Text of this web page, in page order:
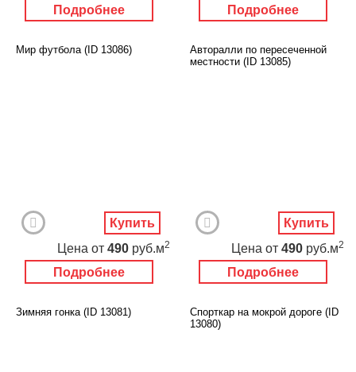
Подробнее Подробнее
Мир футбола (ID 13086)
Подробнее
Цена от 490 руб.м2
Купить
Авторалли по пересеченной
местности (ID 13085)
Подробнее
Цена от 490 руб.м2
Купить
Зимняя гонка (ID 13081)
Спорткар на мокрой дороге (ID
13080)